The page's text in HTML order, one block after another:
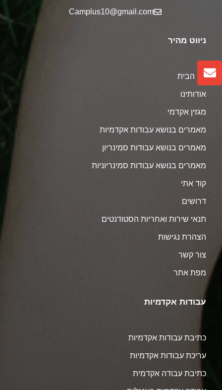
Camplus10@gmail.com
ניווט מהיר
דף הבית
אודותינו
מגזין אקדמי
מאמרים בנושא עבודות אקדמיות
מאמרים בנושא עבודות סמינריון
מאמרים בנושא עבודות סמינריוניות
קוד אתי
דרושים
תנאי שירות ואחריות הסטודנטים
הצהרת נגישות
צור קשר
מפת אתר
עבודות אקדמיות
כתיבת עבודות אקדמיות
עריכת עבודות אקדמיות
כתיבת עבודה אקדמית